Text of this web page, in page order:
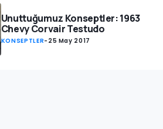
Unuttuğumuz Konseptler: 1963
Chevy Corvair Testudo
KONSEPTLER- 25 May 2017